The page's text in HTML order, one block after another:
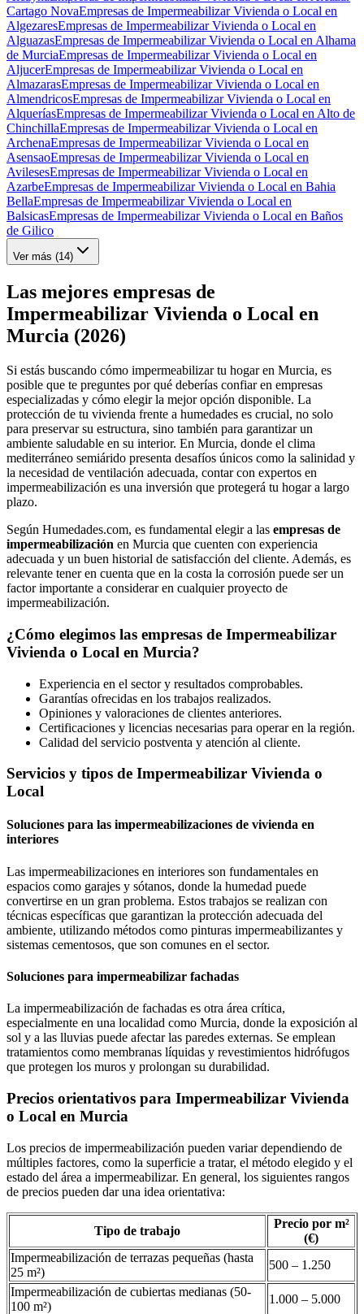
Cartago NovaEmpresas de Impermeabilizar Vivienda o Local en
AlgezaresEmpresas de Impermeabilizar Vivienda o Local en
AlguazasEmpresas de Impermeabilizar Vivienda o Local en Alhama
de MurciaEmpresas de Impermeabilizar Vivienda o Local en
AljucerEmpresas de Impermeabilizar Vivienda o Local en
AlmazarasEmpresas de Impermeabilizar Vivienda o Local en
AlmendricosEmpresas de Impermeabilizar Vivienda o Local en
AlqueríasEmpresas de Impermeabilizar Vivienda o Local en Alto de
ChinchillaEmpresas de Impermeabilizar Vivienda o Local en
ArchenaEmpresas de Impermeabilizar Vivienda o Local en
AsensaoEmpresas de Impermeabilizar Vivienda o Local en
AvilesesEmpresas de Impermeabilizar Vivienda o Local en
AzarbeEmpresas de Impermeabilizar Vivienda o Local en Bahia
BellaEmpresas de Impermeabilizar Vivienda o Local en
BalsicasEmpresas de Impermeabilizar Vivienda o Local en Baños
de Gilico
Ver más (14)
Las mejores empresas de
Impermeabilizar Vivienda o Local en
Murcia (2026)
Si estás buscando cómo impermeabilizar tu hogar en Murcia, es
posible que te preguntes por qué deberías confiar en empresas
especializadas y cómo elegir la mejor opción disponible. La
protección de tu vivienda frente a humedades es crucial, no solo
para preservar su estructura, sino también para garantizar un
ambiente saludable en su interior. En Murcia, donde el clima
mediterráneo semiárido presenta desafíos únicos como la salinidad y
la necesidad de ventilación adecuada, contar con expertos en
impermeabilización es una inversión que protegerá tu hogar a largo
plazo.
Según Humedades.com, es fundamental elegir a las empresas de
impermeabilización en Murcia que cuenten con experiencia
adecuada y un buen historial de satisfacción del cliente. Además, es
relevante tener en cuenta que en la costa la corrosión puede ser un
factor importante a considerar en cualquier proyecto de
impermeabilización.
¿Cómo elegimos las empresas de Impermeabilizar
Vivienda o Local en Murcia?
Experiencia en el sector y resultados comprobables.
Garantías ofrecidas en los trabajos realizados.
Opiniones y valoraciones de clientes anteriores.
Certificaciones y licencias necesarias para operar en la región.
Calidad del servicio postventa y atención al cliente.
Servicios y tipos de Impermeabilizar Vivienda o
Local
Soluciones para las impermeabilizaciones de vivienda en
interiores
Las impermeabilizaciones en interiores son fundamentales en
espacios como garajes y sótanos, donde la humedad puede
convertirse en un gran problema. Estos trabajos se realizan con
técnicas específicas que garantizan la protección adecuada del
ambiente, utilizando métodos como pinturas impermeabilizantes y
sistemas cementosos, que son comunes en el sector.
Soluciones para impermeabilizar fachadas
La impermeabilización de fachadas es otra área crítica,
especialmente en una localidad como Murcia, donde la exposición al
sol y a las lluvias puede afectar las paredes externas. Se emplean
tratamientos como membranas líquidas y revestimientos hidrófugos
que protegen los muros y prolongan su durabilidad.
Precios orientativos para Impermeabilizar Vivienda
o Local en Murcia
Los precios de impermeabilización pueden variar dependiendo de
múltiples factores, como la superficie a tratar, el método elegido y el
estado del área a impermeabilizar. En general, los siguientes rangos
de precios pueden dar una idea orientativa:
Tipo de trabajo
Precio por m²
(€)
Impermeabilización de terrazas pequeñas (hasta
25 m²)
500 – 1.250
Impermeabilización de cubiertas medianas (50-
100 m²)
1.000 – 5.000